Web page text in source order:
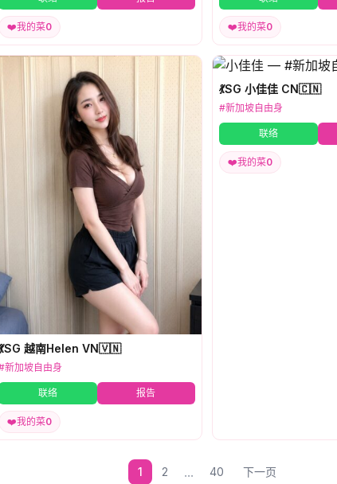
❤️我的菜0 ❤️我的菜0
越南Helen VN🇻🇳
新加坡自由身
联络 报告
❤️我的菜0
💃SG 小佳佳 CN🇨🇳
#新加坡自由身
联络
❤️我的菜0
1 2 ... 40 下一页